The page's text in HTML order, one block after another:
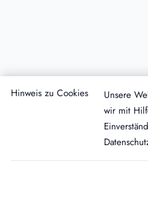
Hinweis zu Cookies
Unsere
wir mit